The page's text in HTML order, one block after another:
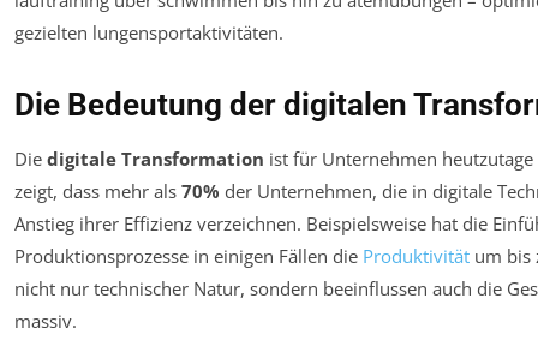
Die Bedeutung der digitalen
Die digitale Transformation ist für Unternehmen
zeigt, dass mehr als 70% der Unternehmen, die in digitale
Anstieg ihrer Effizienz verzeichnen. Beispielsweise hat die
Produktionsprozesse in einigen Fällen die Produktivität um bis
nicht nur technischer Natur, sondern beeinflussen auch die
massiv.